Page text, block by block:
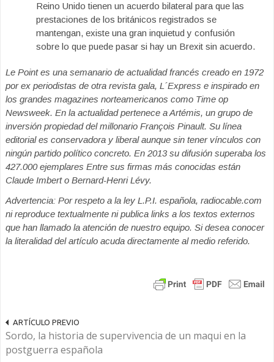
Reino Unido tienen un acuerdo bilateral para que las
prestaciones de los británicos registrados se
mantengan, existe una gran inquietud y confusión
sobre lo que puede pasar si hay un Brexit sin acuerdo.
Le Point es una semanario de actualidad francés creado en 1972
por ex periodistas de otra revista gala, L´Express e inspirado en
los grandes magazines norteamericanos como Time op
Newsweek. En la actualidad pertenece a Artémis, un grupo de
inversión propiedad del millonario François Pinault. Su línea
editorial es conservadora y liberal aunque sin tener vínculos con
ningún partido político concreto. En 2013 su difusión superaba los
427.000 ejemplares Entre sus firmas más conocidas están
Claude Imbert o Bernard-Henri Lévy.
Advertencia: Por respeto a la ley L.P.I. española, radiocable.com
ni reproduce textualmente ni publica links a los textos externos
que han llamado la atención de nuestro equipo. Si desea conocer
la literalidad del artículo acuda directamente al medio referido.
ARTÍCULO PREVIO
Sordo, la historia de supervivencia de un maqui en la
postguerra española